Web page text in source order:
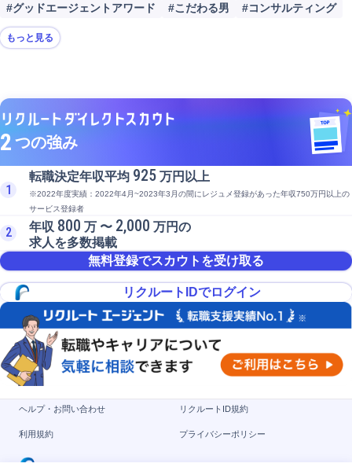
#グッドエージェントアワード
#こだわる男 #コンサルティング
もっと見る
2 つの強み
1
転職決定年収平均 925 万円以上
※2022年度実績：2022年4月~2023年3月の間にレジュメ登録があった年収750万円以上の
サービス登録者
2 年収 800 万 〜 2,000 万円の
求人を多数掲載
無料登録でスカウトを受け取る
リクルートIDでログイン
ヘルプ・お問い合わせ リクルートID規約
利用規約 プライバシーポリシー